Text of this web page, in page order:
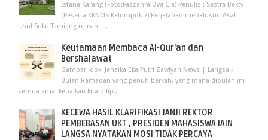
Istana Karang (Foto:Fazzahra Dwi Cia) Penulis : Sastra Bekty
(Peserta KKNMS Kelompok 7) Perjalanan menelusuri Asal
Usul Suku Tamiang masih t...
Keutamaan Membaca Al-Qur'an dan
Bershalawat
Gambar: dok. Jenaika Eka Putri Zawiyah News | Langsa -
Bulan Ramadan yang penuh berkah, yang mana dibulan ini
semua amal kebaikan kita dilip...
KECEWA HASIL KLARIFIKASI JANJI REKTOR
PEMBEBASAN UKT , PRESIDEN MAHASISWA IAIN
LANGSA NYATAKAN MOSI TIDAK PERCAYA